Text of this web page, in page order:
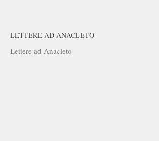
LETTERE AD ANACLETO
Lettere ad Anacleto